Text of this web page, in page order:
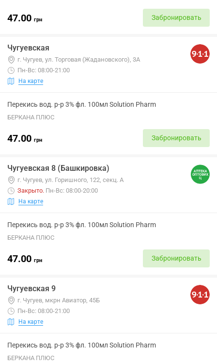
47.00 грн Забронировать
Чугуевская
г. Чугуев, ул. Торговая (Жадановского), 3А
Пн-Вс: 08:00-21:00
На карте
Перекись вод. р-р 3% фл. 100мл Solution Pharm
БЕРКАНА ПЛЮС
47.00 грн Забронировать
Чугуевская 8 (Башкировка)
г. Чугуев, ул. Горишного, 122, секц. А
Закрыто. Пн-Вс: 08:00-20:00
На карте
Перекись вод. р-р 3% фл. 100мл Solution Pharm
БЕРКАНА ПЛЮС
47.00 грн Забронировать
Чугуевская 9
г. Чугуев, мкрн Авиатор, 45Б
Пн-Вс: 08:00-21:00
На карте
Перекись вод. р-р 3% фл. 100мл Solution Pharm
БЕРКАНА ПЛЮС